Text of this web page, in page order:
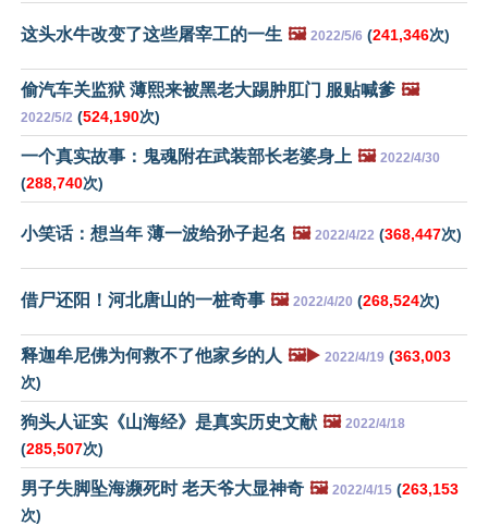
这头水牛改变了这些屠宰工的一生 🖼️ 2022/5/6 (241,346次)
偷汽车关监狱 薄熙来被黑老大踢肿肛门 服贴喊爹 🖼️
2022/5/2 (524,190次)
一个真实故事：鬼魂附在武装部长老婆身上 🖼️ 2022/4/30
(288,740次)
小笑话：想当年 薄一波给孙子起名 🖼️ 2022/4/22 (368,447次)
借尸还阳！河北唐山的一桩奇事 🖼️ 2022/4/20 (268,524次)
释迦牟尼佛为何救不了他家乡的人 🖼️▶️ 2022/4/19 (363,003
次)
狗头人证实《山海经》是真实历史文献 🖼️ 2022/4/18
(285,507次)
男子失脚坠海濒死时 老天爷大显神奇 🖼️ 2022/4/15 (263,153
次)